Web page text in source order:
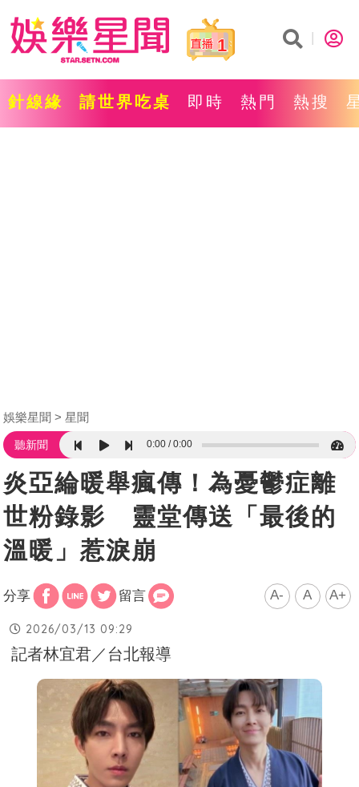
1
針線緣 請世界吃桌 即時 熱門 熱搜
娛樂星聞 星聞
聽新聞 0:00 0:00
炎亞綸暖舉瘋傳！為憂鬱症離
世粉錄影 靈堂傳送「最後的
溫暖」惹淚崩
分享 留言 A- A A+
2026/03/13 09:29
記者林宜君／台北報導